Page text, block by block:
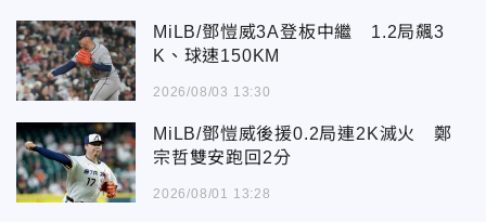
MiLB/鄧愷威3A登板中繼 1.2局飆3
K、球速150KM
2026/08/03 13:30
MiLB/鄧愷威後援0.2局連2K滅火 鄭
宗哲雙安跑回2分
2026/08/01 13:28